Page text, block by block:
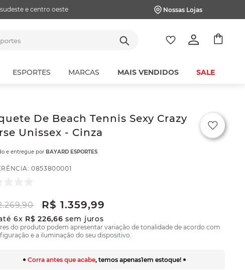
e centro oeste Nossas Lojas
ESPORTES MARCAS MAIS VENDIDOS SALE
De Beach Tennis Sexy Crazy
Unissex - Cinza
e entregue por BAYARD ESPORTES
:0853800001
.269,90 R$ 1.359,99
6x R$ 226,66 sem juros
do produto podem apresentar variação de tonalidade de acordo com
e a iluminação do seu dispositivo.
Corra antes que acabe, temos apenas1em estoque!